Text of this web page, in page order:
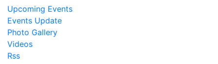
Upcoming Events
Events Update
Photo Gallery
Videos
Rss